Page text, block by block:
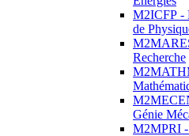
M2ICFP -
de
Recherche
Génie
M2MPRI -